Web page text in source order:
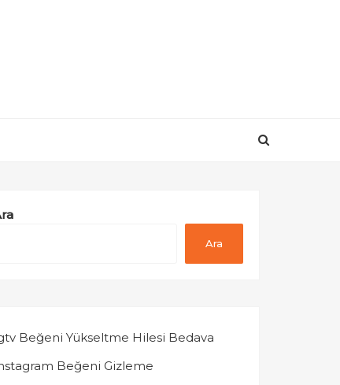
Ara
Beğeni Yükseltme Hilesi Bedava
Beğeni Gizleme